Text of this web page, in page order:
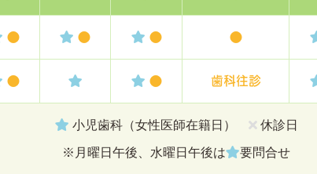
● ● ● ●
● ● 歯科往診
小児歯科（女性医師在籍日） 休診日
※月曜日午後、水曜日午後は 要問合せ